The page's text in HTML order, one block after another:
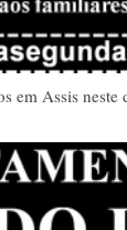
em Assis neste